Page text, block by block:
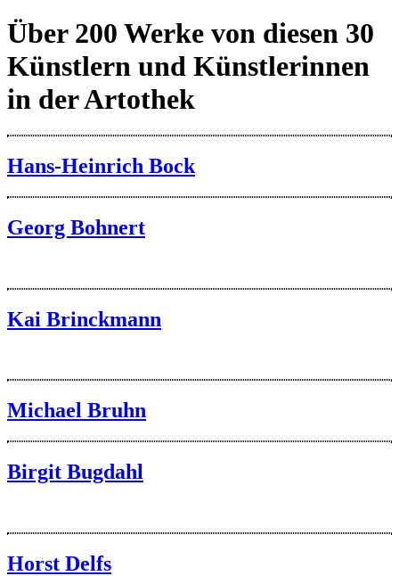
Über 200 Werke von diesen 30
Künstlern und Künstlerinnen
in der Artothek
Hans-Heinrich Bock
Georg Bohnert
Kai Brinckmann
Michael Bruhn
Birgit Bugdahl
Horst Delfs